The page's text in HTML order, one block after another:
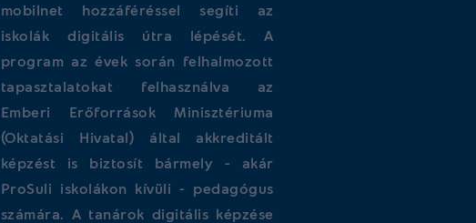
mobilnet hozzáféréssel segíti az
iskolák digitális útra lépését. A
program az évek során felhalmozott
tapasztalatokat felhasználva az
Emberi Erőforrások Minisztériuma
(Oktatási Hivatal) által akkreditált
képzést is biztosít bármely - akár
ProSuli iskolákon kívüli - pedagógus
számára. A tanárok digitális képzése